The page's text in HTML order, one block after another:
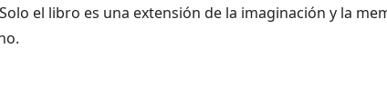
el libro es una extensión de la imaginación y la